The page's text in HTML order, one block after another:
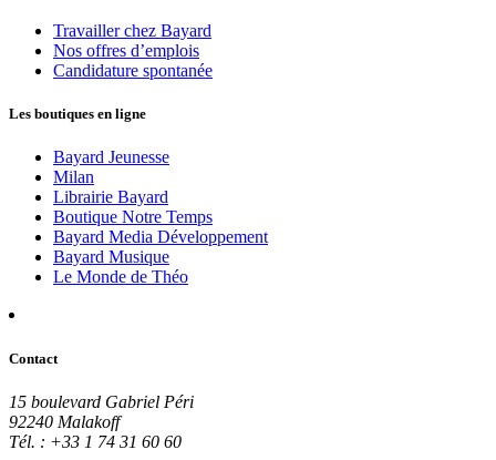
Travailler chez Bayard
Nos offres d’emplois
Candidature spontanée
Les boutiques en ligne
Bayard Jeunesse
Milan
Librairie Bayard
Boutique Notre Temps
Bayard Media Développement
Bayard Musique
Le Monde de Théo
Contact
15 boulevard Gabriel Péri
92240 Malakoff
Tél. : +33 1 74 31 60 60